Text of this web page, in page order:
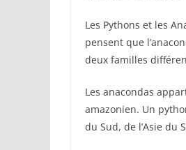
Les Pythons et les
pensent que
deux familles
Les anacondas
amazonien. Un
du Sud, de l’Asie du